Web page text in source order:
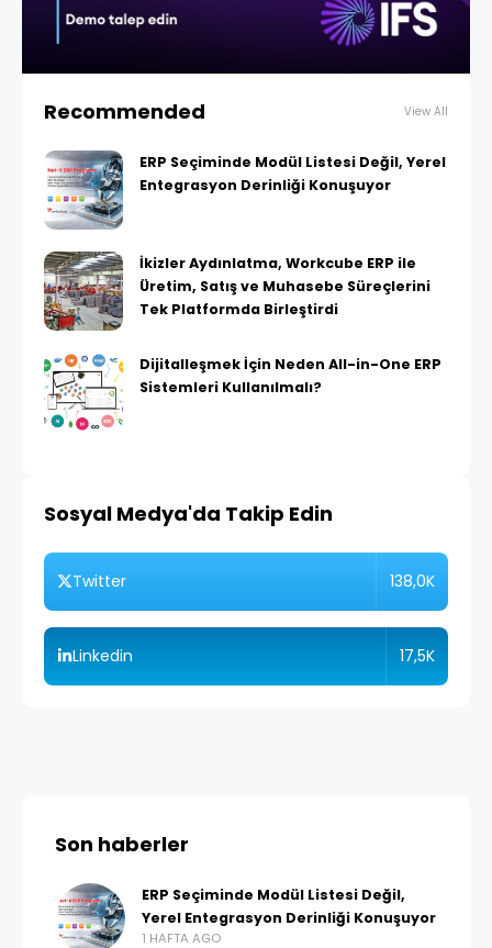
Recommended View All
ERP Seçiminde Modül Listesi Değil, Yerel
Entegrasyon Derinliği Konuşuyor
İkizler Aydınlatma, Workcube ERP ile
Üretim, Satış ve Muhasebe Süreçlerini
Tek Platformda Birleştirdi
Dijitalleşmek İçin Neden All-in-One ERP
Sistemleri Kullanılmalı?
Sosyal Medya'da Takip Edin
Twitter 138,0K
Linkedin 17,5K
Son haberler
ERP Seçiminde Modül Listesi Değil,
Yerel Entegrasyon Derinliği Konuşuyor
1 HAFTA AGO